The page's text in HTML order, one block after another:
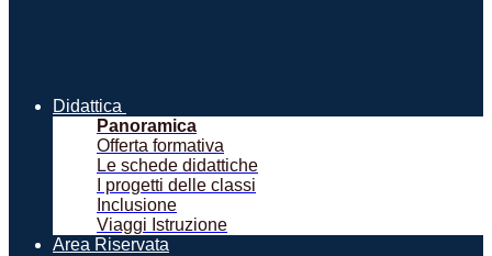
Didattica
Panoramica
Offerta formativa
Le schede didattiche
I progetti delle classi
Inclusione
Viaggi Istruzione
Area Riservata